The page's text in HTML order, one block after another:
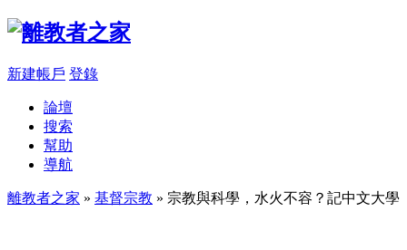
新建帳戶 登錄
論壇
搜索
幫助
導航
離教者之家 » 基督宗教 » 宗教與科學，水火不容？記中文大學